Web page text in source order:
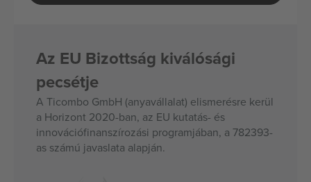
Az EU Bizottság kiválósági
pecsétje
A Ticombo GmbH (anyavállalat) elismerésre kerül
a Horizont 2020-ban, az EU kutatás- és
innovációfinanszírozási programjában, a 782393-
as számú javaslata alapján.